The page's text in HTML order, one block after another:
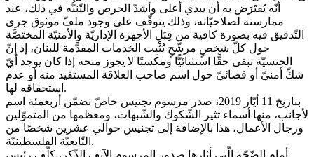
أنّه يُفتَرَض به أن يبدي أعلى وأشدّ الحرص والتّنبُّه في ذلك، عند
ممارسته لصلاحيّاته، وذلك يتوقّف على وجود ملفّ موثوق جرى
التّدقيق فيه بصورة كافية من قِبَل الأجهزة الإداريّة والأمنيّة المختَصَّة
حول كلّ شخصٍ مرشَّحٍ يُثْبِت الخدمات المقدَّمة للبنان، إذ إنّ
الجنسيّة تبقى حقًّا استثنائيًّا ومكسبًا لا يجوز منحه إذا كان يوجد أيّ
شكّ أمنيّ أو قضائيّ حول اسم صاحب العلاقة المستفيد منه أو عدم
استحقاقه لها.
بتاريخ 11 أيّار 2019، صدر مرسوم تجنيس خاصّ تضمّن أربعمئة اسم
لأجانب، منها أسماء تثير الشّكوك والشّبهات، ومعظمها من المتموّلين
ورجال الأعمال، هذا بالإضافة إلى تجنيس حوالي عشرين شخصًا من
التّابعيّة الفلسطينيّة.
أمام الضّجّة الّتي أثارها صدور المرسوم الآنف الذّكر، كلّف رئيس